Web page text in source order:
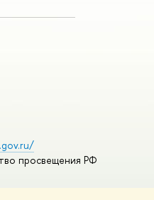
просвещения РФ